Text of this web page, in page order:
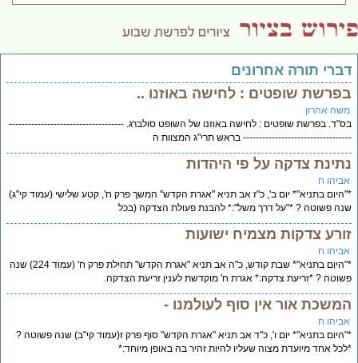
דברי תורה אחרונים
בפרשת שופטים : לחישה באוזנו ..
משה אהרון
בס"ד. בפרשת שופטים : לחישה באוזנו של השופט סולברג. ------------------------------------
---------------------------------- בראש תרי"ג המצוות ה
נתינת צדקה על פי היהדות
אביהו ח
*"היום בתניא"* יום ב', כ"ז אב תניא "אגרת הקדש" המשך פרק ח', קטע שלישי (עמוד קי"ג)
שנה פשוטה ? *"על דרך משל":* להבנת פעולת הצדקה (בכל
זורע צדקות מצמיח ישועות
אביהו ח
*"היום בתניא"* שבת קודש, כ"ה אב תניא "אגרת הקדש" תחילת פרק ח' (עמוד 224) שנה
פשוטה ? *זריעת צדקה:* אגרת ח' מוקדשת לענין זריעת הצדקה.
המשכת אור אין סוף לעולמנו -
אביהו ח
*"היום בתניא"* יום ו', כ"ד אב תניא "אגרת הקדש" סוף פרק ז(עמוד קי"ב) שנה פשוטה ?
*לכל אחד מיועדת מצוה שעליו להיות זהיר בה באופן מיוחד:*